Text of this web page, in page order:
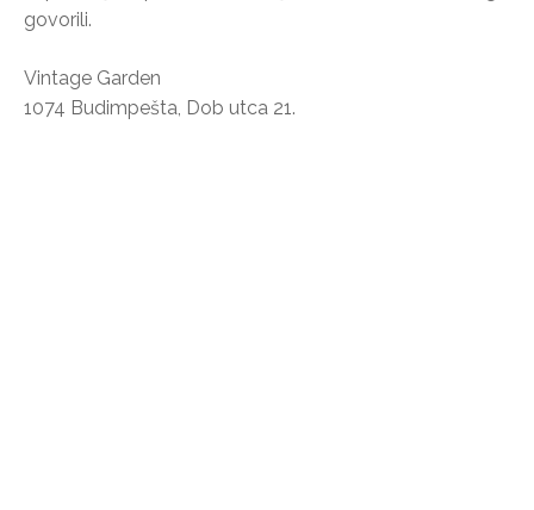
govorili.
Vintage Garden
1074 Budimpešta, Dob utca 21.